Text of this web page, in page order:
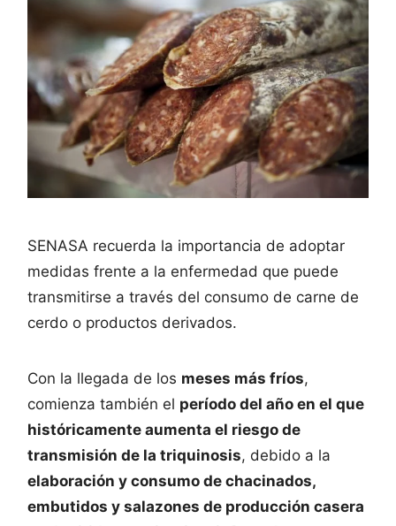
SENASA recuerda la importancia de adoptar
medidas frente a la enfermedad que puede
transmitirse a través del consumo de carne de
cerdo o productos derivados.
Con la llegada de los meses más fríos,
comienza también el período del año en el que
históricamente aumenta el riesgo de
transmisión de la triquinosis, debido a la
elaboración y consumo de chacinados,
embutidos y salazones de producción casera